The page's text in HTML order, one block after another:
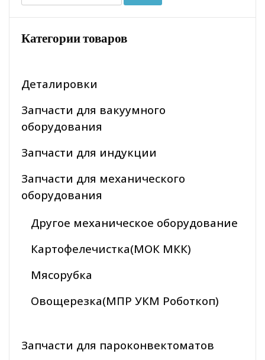
Категории товаров
Деталировки
Запчасти для вакуумного
оборудования
Запчасти для индукции
Запчасти для механического
оборудования
Другое механическое оборудование
Картофелечистка(МОК МКК)
Мясорубка
Овощерезка(МПР УКМ Роботкоп)
Запчасти для пароконвектоматов